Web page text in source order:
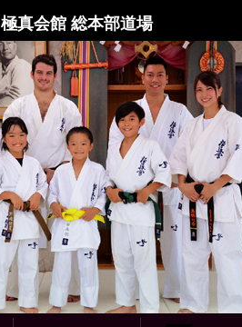
極真会館 総本部道場